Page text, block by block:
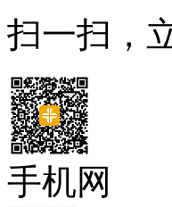
扫一扫，
手机网